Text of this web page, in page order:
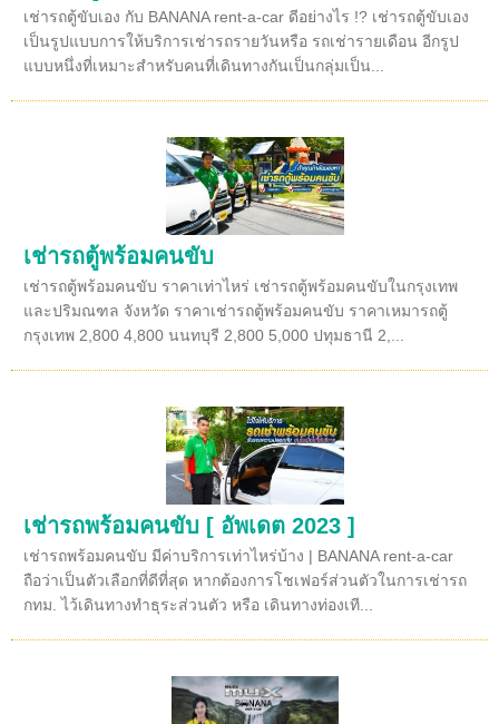
เช่ารถตู้ขับเอง กับ BANANA rent-a-car ดีอย่างไร !? เช่ารถตู้ขับเอง
เป็นรูปแบบการให้บริการเช่ารถรายวันหรือ รถเช่ารายเดือน อีกรูป
แบบหนึ่งที่เหมาะสำหรับคนที่เดินทางกันเป็นกลุ่มเป็น...
เช่ารถตู้พร้อมคนขับ
เช่ารถตู้พร้อมคนขับ ราคาเท่าไหร่ เช่ารถตู้พร้อมคนขับในกรุงเทพ
และปริมณฑล จังหวัด ราคาเช่ารถตู้พร้อมคนขับ ราคาเหมารถตู้
กรุงเทพ 2,800 4,800 นนทบุรี 2,800 5,000 ปทุมธานี 2,...
เช่ารถพร้อมคนขับ [ อัพเดต 2023 ]
เช่ารถพร้อมคนขับ มีค่าบริการเท่าไหร่บ้าง | BANANA rent-a-car
ถือว่าเป็นตัวเลือกที่ดีที่สุด หากต้องการโชเฟอร์ส่วนตัวในการเช่ารถ
กทม. ไว้เดินทางทำธุระส่วนตัว หรือ เดินทางท่องเที...